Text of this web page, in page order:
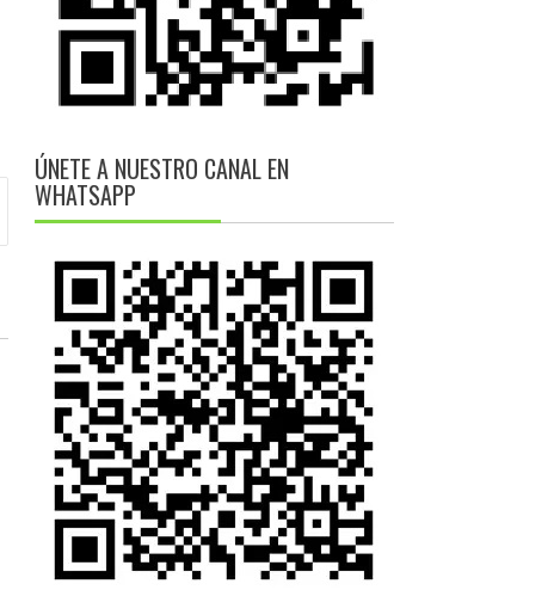
ÚNETE A NUESTRO CANAL EN
WHATSAPP